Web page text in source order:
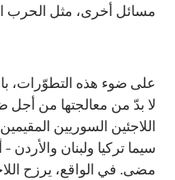
مسائل أخرى، مثل الحرب
على ضوء هذه التطوّرات،
لا بدّ من معالجتها من أجل
اللاجئين السوريين
سيما تركيا ولبنان
مضى. في الواقع، يرزح